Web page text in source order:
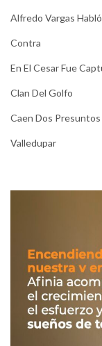
Alfredo Vargas
Contra
En El Cesar Fue
Clan Del Golfo
Caen Dos Presuntos
Valledupar